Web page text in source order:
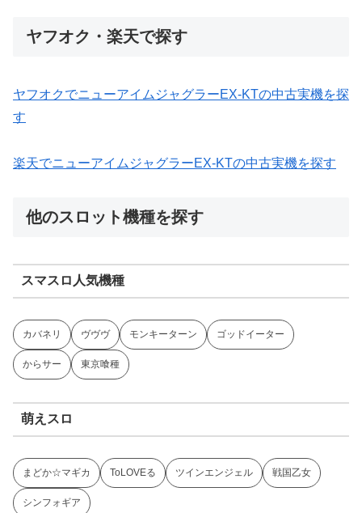
ヤフオク・楽天で探す
ヤフオクでニューアイムジャグラーEX-KTの中古実機を探
す
楽天でニューアイムジャグラーEX-KTの中古実機を探す
他のスロット機種を探す
スマスロ人気機種
カバネリ ヴヴヴ モンキーターン ゴッドイーター
からサー 東京喰種
萌えスロ
まどか☆マギカ ToLOVEる ツインエンジェル 戦国乙女
シンフォギア